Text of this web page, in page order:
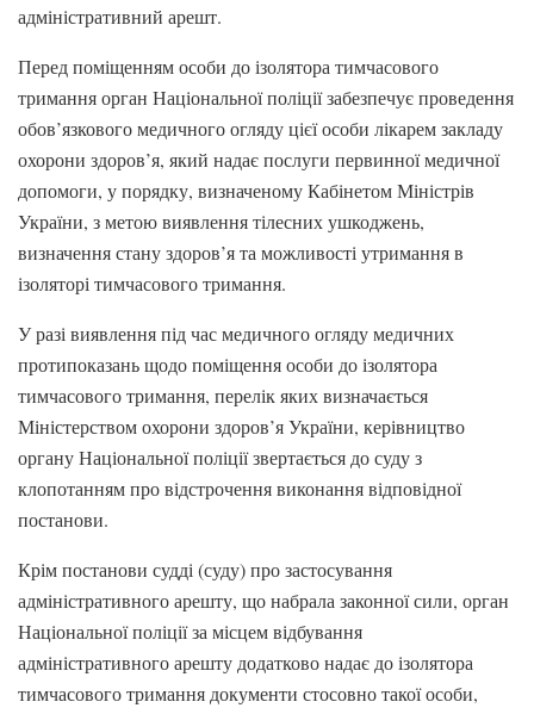
адміністративний арешт.
Перед поміщенням особи до ізолятора тимчасового
тримання орган Національної поліції забезпечує проведення
обов’язкового медичного огляду цієї особи лікарем закладу
охорони здоров’я, який надає послуги первинної медичної
допомоги, у порядку, визначеному Кабінетом Міністрів
України, з метою виявлення тілесних ушкоджень,
визначення стану здоров’я та можливості утримання в
ізоляторі тимчасового тримання.
У разі виявлення під час медичного огляду медичних
протипоказань щодо поміщення особи до ізолятора
тимчасового тримання, перелік яких визначається
Міністерством охорони здоров’я України, керівництво
органу Національної поліції звертається до суду з
клопотанням про відстрочення виконання відповідної
постанови.
Крім постанови судді (суду) про застосування
адміністративного арешту, що набрала законної сили, орган
Національної поліції за місцем відбування
адміністративного арешту додатково надає до ізолятора
тимчасового тримання документи стосовно такої особи,